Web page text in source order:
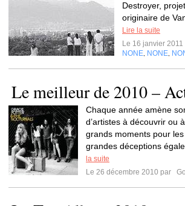
Destroyer,
originaire de
Lire la suite
Le 16 janvier 2011
NONE NONE
Le meilleur de 2010 –
Chaque année amène
d’artistes à découvrir ou
grands moments pour
grandes déceptions
la suite
Le 26 décembre 2010 par